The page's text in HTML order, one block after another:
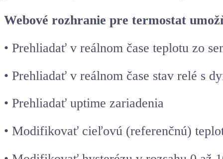
Webové rozhranie pre termostat
• Prehliadať v reálnom čase teplotu zo
• Prehliadať v reálnom čase stav relé s
• Prehliadať uptime zariadenia
• Modifikovať cieľovú (referenčnú)